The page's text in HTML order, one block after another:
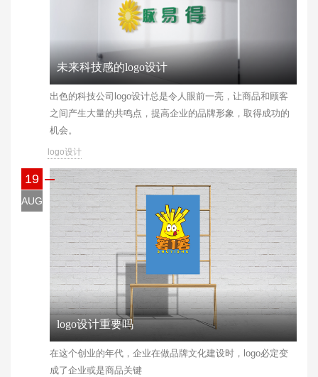
未来科技感的logo设计
​出色的科技公司logo设计总是令人眼前一亮，让商品和顾客
之间产生大量的共鸣点，提高企业的品牌形象，取得成功的
机会。
logo设计
19
AUG
logo设计重要吗
在这个创业的年代，企业在做品牌文化建设时，logo必定变
成了企业或是商品关键